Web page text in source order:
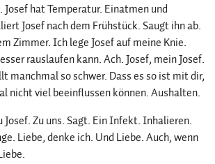
hat Temperatur. Einatmen und
Josef nach dem Frühstück. Saugt ihn ab.
Zimmer. Ich lege Josef auf meine Knie.
rauslaufen kann. Ach. Josef, mein Josef.
manchmal so schwer. Dass es so ist mit dir,
nicht viel beeinflussen können. Aushalten.
Zu uns. Sagt. Ein Infekt. Inhalieren.
Liebe, denke ich. Und Liebe. Auch, wenn